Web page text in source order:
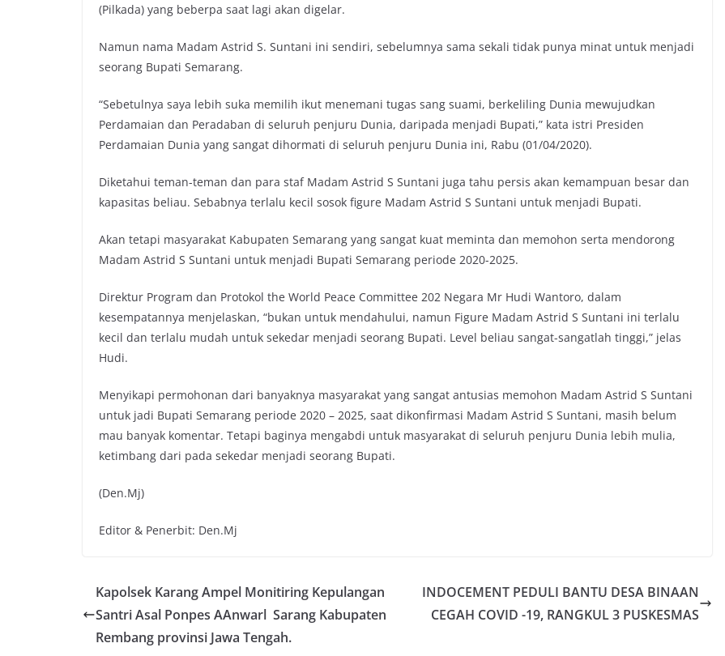
(Pilkada) yang beberpa saat lagi akan digelar.
Namun nama Madam Astrid S. Suntani ini sendiri, sebelumnya sama sekali tidak punya minat untuk menjadi
seorang Bupati Semarang.
“Sebetulnya saya lebih suka memilih ikut menemani tugas sang suami, berkeliling Dunia mewujudkan
Perdamaian dan Peradaban di seluruh penjuru Dunia, daripada menjadi Bupati,” kata istri Presiden
Perdamaian Dunia yang sangat dihormati di seluruh penjuru Dunia ini, Rabu (01/04/2020).
Diketahui teman-teman dan para staf Madam Astrid S Suntani juga tahu persis akan kemampuan besar dan
kapasitas beliau. Sebabnya terlalu kecil sosok figure Madam Astrid S Suntani untuk menjadi Bupati.
Akan tetapi masyarakat Kabupaten Semarang yang sangat kuat meminta dan memohon serta mendorong
Madam Astrid S Suntani untuk menjadi Bupati Semarang periode 2020-2025.
Direktur Program dan Protokol the World Peace Committee 202 Negara Mr Hudi Wantoro, dalam
kesempatannya menjelaskan, “bukan untuk mendahului, namun Figure Madam Astrid S Suntani ini terlalu
kecil dan terlalu mudah untuk sekedar menjadi seorang Bupati. Level beliau sangat-sangatlah tinggi,” jelas
Hudi.
Menyikapi permohonan dari banyaknya masyarakat yang sangat antusias memohon Madam Astrid S Suntani
untuk jadi Bupati Semarang periode 2020 – 2025, saat dikonfirmasi Madam Astrid S Suntani, masih belum
mau banyak komentar. Tetapi baginya mengabdi untuk masyarakat di seluruh penjuru Dunia lebih mulia,
ketimbang dari pada sekedar menjadi seorang Bupati.
(Den.Mj)
Editor & Penerbit: Den.Mj
Kapolsek Karang Ampel Monitiring Kepulangan
Santri Asal Ponpes AAnwarl Sarang Kabupaten
Rembang provinsi Jawa Tengah.
INDOCEMENT PEDULI BANTU DESA BINAAN
CEGAH COVID -19, RANGKUL 3 PUSKESMAS